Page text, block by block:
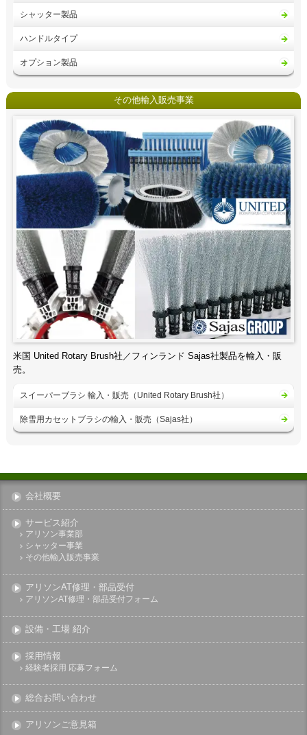
シャッター製品
ハンドルタイプ
オプション製品
その他輸入販売事業
米国 United Rotary Brush社／フィンランド Sajas社製品を輸入・販
売。
スイーパーブラシ 輸入・販売（United Rotary Brush社）
除雪用カセットブラシの輸入・販売（Sajas社）
会社概要
サービス紹介
アリソン事業部
シャッター事業
その他輸入販売事業
アリソンAT修理・部品受付
アリソンAT修理・部品受付フォーム
設備・工場 紹介
採用情報
経験者採用 応募フォーム
総合お問い合わせ
アリソンご意見箱